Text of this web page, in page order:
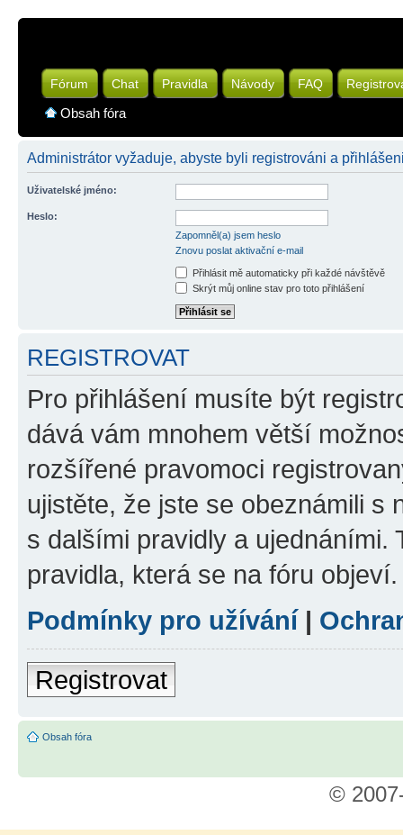
Fórum Chat Pravidla Návody FAQ
Obsah fóra
Administrátor vyžaduje, abyste byli registrováni a
Uživatelské jméno:
Heslo:
Zapomněl(a) jsem heslo
Znovu poslat aktivační e-mail
Přihlásit mě automaticky při každé návštěvě
Skrýt můj online stav pro toto přihlášení
REGISTROVAT
Pro přihlášení musíte být
dává vám mnohem větší
rozšířené pravomoci
ujistěte, že jste se obeznámili s
s dalšími pravidly a ujednáními.
pravidla, která se na fóru objeví.
Podmínky pro užívání|
Registrovat
Obsah fóra
©